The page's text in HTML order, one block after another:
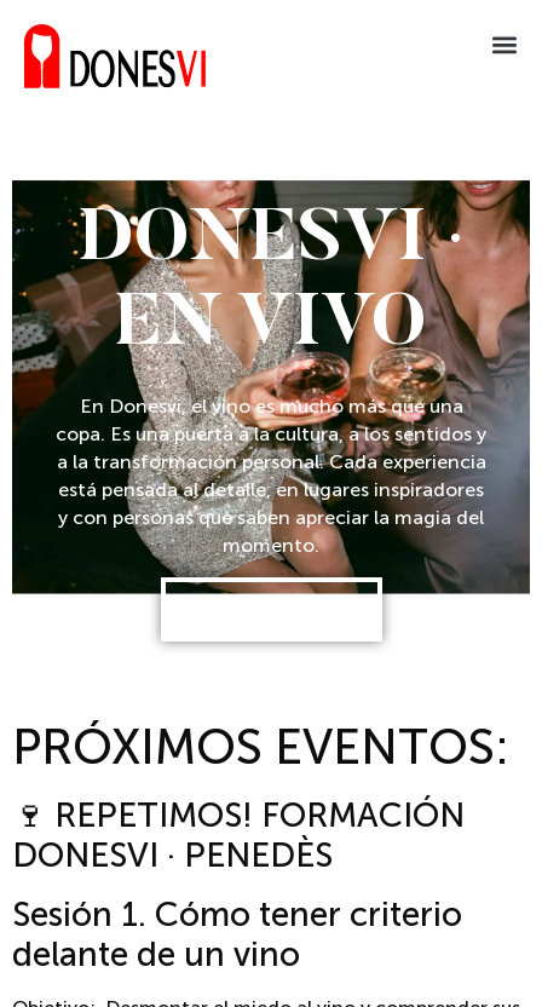
DONESVI ·
EN VIVO
En Donesvi, el vino es mucho más que una
copa. Es una puerta a la cultura, a los sentidos y
a la transformación personal. Cada experiencia
está pensada al detalle, en lugares inspiradores
y con personas que saben apreciar la magia del
momento.
PRÓXIMOS EVENTOS:
🍷 REPETIMOS! FORMACIÓN
DONESVI · PENEDÈS
Sesión 1. Cómo tener criterio
delante de un vino